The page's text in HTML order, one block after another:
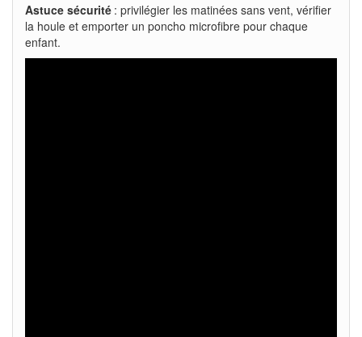
Astuce sécurité : privilégier les matinées sans vent, vérifier
la houle et emporter un poncho microfibre pour chaque
enfant.